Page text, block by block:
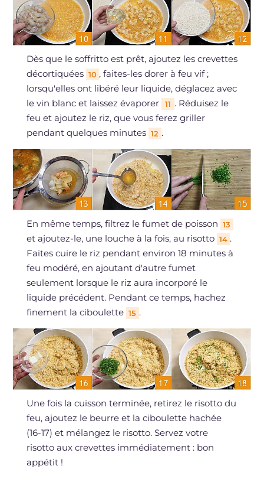
Dès que le soffritto est prêt, ajoutez les crevettes
décortiquées 10 , faites-les dorer à feu vif ;
lorsqu'elles ont libéré leur liquide, déglacez avec
le vin blanc et laissez évaporer
11 . Réduisez le
feu et ajoutez le riz, que vous ferez griller
pendant quelques minutes 12 .
En même temps, filtrez le fumet de poisson 13
et ajoutez-le, une louche à la fois, au risotto 14 .
Faites cuire le riz pendant environ 18 minutes à
feu modéré, en ajoutant d'autre fumet
seulement lorsque le riz aura incorporé le
liquide précédent. Pendant ce temps, hachez
finement la ciboulette 15 .
Une fois la cuisson terminée, retirez le risotto du
feu, ajoutez le beurre et la ciboulette hachée
(16-17) et mélangez le risotto. Servez votre
risotto aux crevettes immédiatement : bon
appétit !